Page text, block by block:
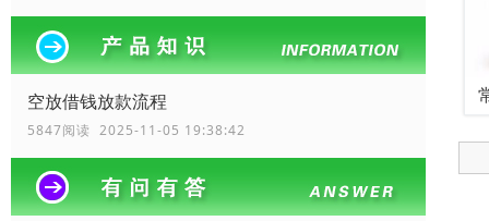
空放借钱放款流程
5847阅读 2025-11-05 19:38:42